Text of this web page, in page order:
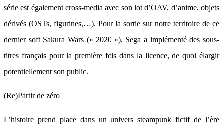
série est également cross-media avec son lot d’OAV, d’anime, objets
dérivés (OSTs, figurines,…). Pour la sortie sur notre territoire de ce
dernier soft Sakura Wars (« 2020 »), Sega a implémenté des sous-
titres français pour la première fois dans la licence, de quoi élargir
potentiellement son public.
(Re)Partir de zéro
L’histoire prend place dans un univers steampunk fictif de l’ère